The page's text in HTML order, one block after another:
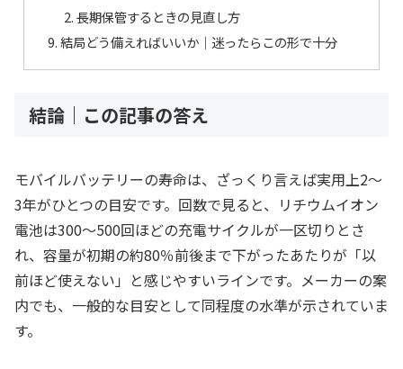
長期保管するときの見直し方
結局どう備えればいいか｜迷ったらこの形で十分
結論｜この記事の答え
モバイルバッテリーの寿命は、ざっくり言えば実用上2〜
3年がひとつの目安です。回数で見ると、リチウムイオン
電池は300〜500回ほどの充電サイクルが一区切りとさ
れ、容量が初期の約80％前後まで下がったあたりが「以
前ほど使えない」と感じやすいラインです。メーカーの案
内でも、一般的な目安として同程度の水準が示されていま
す。